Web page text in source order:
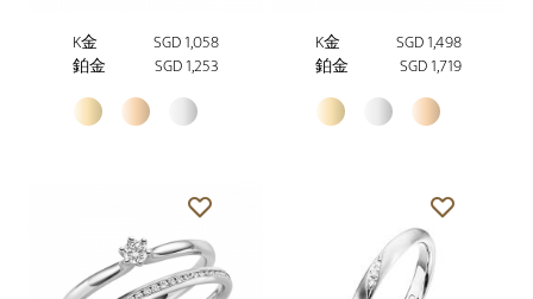
K金
SGD 1,058
鉑金
SGD 1,253
K金
SGD 1,498
鉑金
SGD 1,719